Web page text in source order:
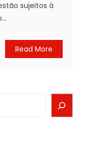
sujeitos à
Read More